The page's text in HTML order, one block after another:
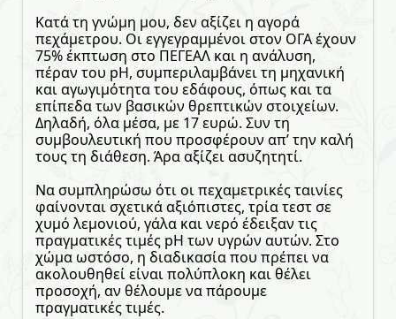
Κατά τη γνώμη μου, δεν αξίζει η αγορά
πεχάμετρου. Οι εγγεγραμμένοι στον ΟΓΑ έχουν
75% έκπτωση στο ΠΕΓΕΑΛ και η ανάλυση,
πέραν του pH, συμπεριλαμβάνει τη μηχανική
και αγωγιμότητα του εδάφους, όπως και τα
επίπεδα των βασικών θρεπτικών στοιχείων.
Δηλαδή, όλα μέσα, με 17 ευρώ. Συν τη
συμβουλευτική που προσφέρουν απ’ την καλή
τους τη διάθεση. Άρα αξίζει ασυζητητί.
Να συμπληρώσω ότι οι πεχαμετρικές ταινίες
φαίνονται σχετικά αξιόπιστες, τρία τεστ σε
χυμό λεμονιού, γάλα και νερό έδειξαν τις
πραγματικές τιμές pH των υγρών αυτών. Στο
χώμα ωστόσο, η διαδικασία που πρέπει να
ακολουθηθεί είναι πολύπλοκη και θέλει
προσοχή, αν θέλουμε να πάρουμε
πραγματικές τιμές.